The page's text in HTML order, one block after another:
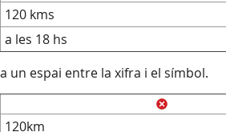
120 kms
a les 18 hs
un espai entre la xifra i el símbol.
120km